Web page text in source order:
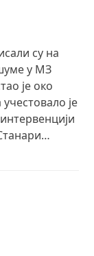
су на
у МЗ
је око
је